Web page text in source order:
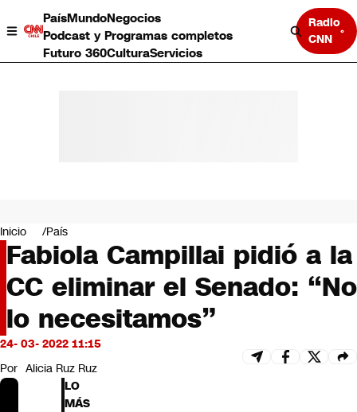
PaísMundoNegocios
Podcast y Programas completos
Futuro 360CulturaServicios
Radio
CNN
Negocios
Deportes
Programas completos
Cultura
Servicios
Bits
CNN tiempo
Futuro 360
Opinión
Inicio País
Fabiola Campillai pidió a la
CC eliminar el Senado: “No
lo necesitamos”
24- 03- 2022 11:15
Por Alicia Ruz Ruz
LO
MÁS